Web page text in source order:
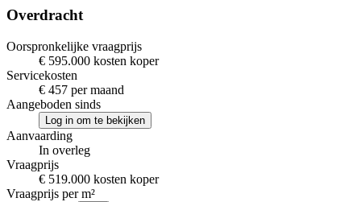
Overdracht
Oorspronkelijke vraagprijs
€ 595.000 kosten koper
Servicekosten
€ 457 per maand
Aangeboden sinds
Log in om te bekijken
Aanvaarding
In overleg
Vraagprijs
€ 519.000 kosten koper
Vraagprijs per m²